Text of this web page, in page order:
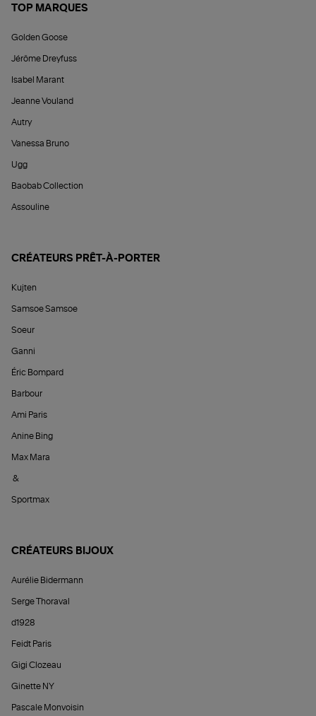
TOP MARQUES
Golden Goose
Jérôme Dreyfuss
Isabel Marant
Jeanne Vouland
Autry
Vanessa Bruno
Ugg
Baobab Collection
Assouline
CRÉATEURS PRÊT-À-PORTER
Kujten
Samsoe Samsoe
Soeur
Ganni
Éric Bompard
Barbour
Ami Paris
Anine Bing
Max Mara
&
Sportmax
CRÉATEURS BIJOUX
Aurélie Bidermann
Serge Thoraval
d1928
Feidt Paris
Gigi Clozeau
Ginette NY
Pascale Monvoisin